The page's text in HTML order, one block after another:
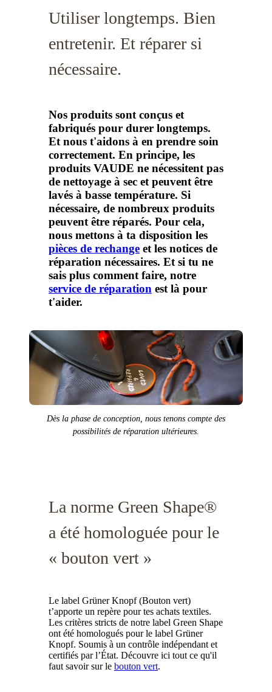
Utiliser longtemps. Bien
entretenir. Et réparer si
nécessaire.
Nos produits sont conçus et
fabriqués pour durer longtemps.
Et nous t'aidons à en prendre soin
correctement. En principe, les
produits VAUDE ne nécessitent pas
de nettoyage à sec et peuvent être
lavés à basse température. Si
nécessaire, de nombreux produits
peuvent être réparés. Pour cela,
nous mettons à ta disposition les
pièces de rechange et les notices de
réparation nécessaires. Et si tu ne
sais plus comment faire, notre
service de réparation est là pour
t'aider.
Dès la phase de conception, nous tenons compte des
possibilités de réparation ultérieures.
La norme Green Shape®
a été homologuée pour le
« bouton vert »
Le label Grüner Knopf (Bouton vert)
t’apporte un repère pour tes achats textiles.
Les critères stricts de notre label Green Shape
ont été homologués pour le label Grüner
Knopf. Soumis à un contrôle indépendant et
certifiés par l’État. Découvre ici tout ce qu'il
faut savoir sur le bouton vert.